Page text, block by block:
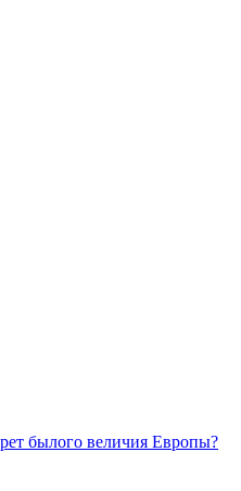
былого величия Европы?